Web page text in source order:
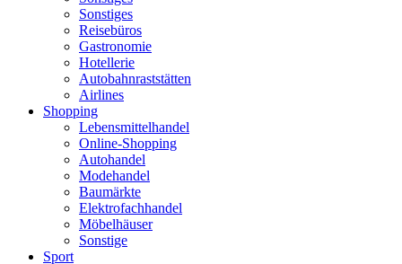
Sonstiges
Reisebüros
Gastronomie
Hotellerie
Autobahnraststätten
Airlines
Shopping
Lebensmittelhandel
Online-Shopping
Autohandel
Modehandel
Baumärkte
Elektrofachhandel
Möbelhäuser
Sonstige
Sport